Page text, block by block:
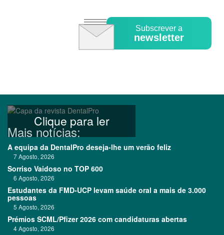
Subscrever a
newsletter
Clique para ler
Mais notícias:
A equipa da DentalPro deseja-lhe um verão feliz
7 Agosto, 2026
Sorriso Vaidoso no TOP 600
6 Agosto, 2026
Estudantes da FMD-UCP levam saúde oral a mais de 3.000
pessoas
5 Agosto, 2026
Prémios SCML/Pfizer 2026 com candidaturas abertas
4 Agosto, 2026